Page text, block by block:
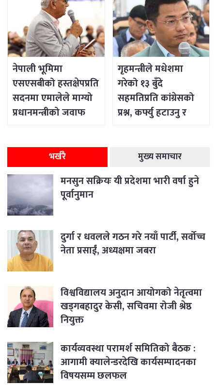
नेपाली भूमिमा
एसएसबीको हस्तक्षेपप्रति
सदनमा एमालेले माग्यो
प्रधानमन्त्रीको जवाफ
गृहमन्त्रीले मधेशमा
गरेको १३ बुँदे
सहमतिप्रति कांग्रेसको
प्रश्न, कर्फ्यु हटाउनु र
भर्खरै मुख्य समाचार
मनसुन सक्रियः यी प्रदेशमा भारी वर्षा हुने
पूर्वानुमान
दुर्गा र धवलले गठन गरे नयाँ पार्टी, सर्वोच्च
नेता प्रसाईं, अध्यक्षमा जबरा
विश्वविद्यालय अनुदान आयोगको नेतृत्वमा
खड्गबहादुर केसी, सचिवमा रोजी श्रेष्ठ
नियुक्त
कार्यव्यवस्था परामर्श समितिको बैठक :
आगामी क्यालेन्डरदेखि कार्यसम्पादनका
विषयसम्म छलफल